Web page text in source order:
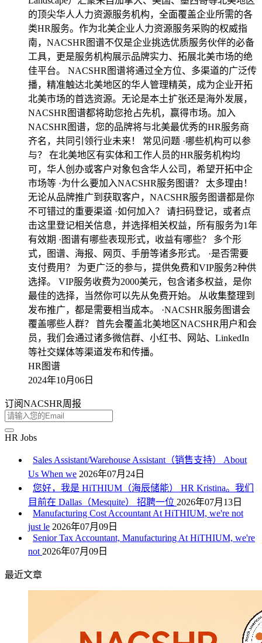
的顶尖华人人力资源服务机构，全面覆盖企业所需的各
类HR服务。作为北美企业人力资源服务采购的权威指
南，NACSHR图谱不仅是企业挑选优质服务伙伴的必备
工具，更是服务机构展示品牌实力、拓展北美市场的绝
佳平台。 NACSHR图谱将通过全方位、多渠道的广泛传
播，精准触达北美地区的华人管理精英，成为企业开拓
北美市场的首选资源。无论是本土扩张还是海外发展，
NACSHR图谱都将助您抢占先机，赢得市场。加入
NACSHR图谱，您的品牌将与北美最优秀的HR服务商
齐名，共同引领行业未来！ 常见问题 ·哪些机构可以参
与？ 在北美地区有实体和工作人员的HR服务机构均
可，华人创办或客户对象包含华人公司，希望开拓中企
市场等 ·为什么要加入NACSHR服务图谱？ 太多理由！
无论从品牌推广到获取客户，NACSHR服务图谱都是你
不可错过的重要渠道 ·如何加入？ 请扫码登记，或者点
击这里登记相关信息，并选择相关权益，所有服务为1年
有效期 ·图谱有哪些表现形式，收益有哪些？ 多个形
式，图谱、海报、网页、手册等诸多形式。 ·是否需要
支付费用？ 为更广泛的参与，提供免费和VIP服务2种供
选择。 VIP服务收费为2000美元，包含诸多权益，是你
最佳的选择，当然你可以先从免费开始。 从收集整理到
发布推广，都是需要相当成本。 ·NACSHR服务图谱会
覆盖哪些人群？ 首先会覆盖北美地区NACSHR用户和会
员，我们会通过诸多微信群、小红书、网站、LinkedIn
等社交媒体等渠道发布和传播。
HR图谱
2024年10月06日
订阅NACSHR周报
HR Jobs
Sales Assistant/Warehouse Assistant（销售支持） About
Us When we 2026年07月24日
您好，我是 HiTHIUM（海辰储能） HR Kristina。我们
目前在 Dallas（Mesquite） 招聘一位 2026年07月13日
Manufacturing Cost Accountant At HiTHIUM, we're not
just le 2026年07月09日
Senior Tax Accountant, Manufacturing At HiTHIUM, we're
not 2026年07月09日
最近文章